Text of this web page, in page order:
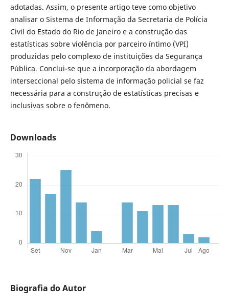
adotadas. Assim, o presente artigo teve como objetivo
analisar o Sistema de Informação da Secretaria de Polícia
Civil do Estado do Rio de Janeiro e a construção das
estatísticas sobre violência por parceiro íntimo (VPI)
produzidas pelo complexo de instituições da Segurança
Pública. Conclui-se que a incorporação da abordagem
interseccional pelo sistema de informação policial se faz
necessária para a construção de estatísticas precisas e
inclusivas sobre o fenômeno.
Downloads
Biografia do Autor